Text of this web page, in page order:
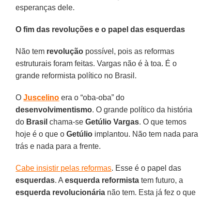
esperanças dele.
O fim das revoluções e o papel das esquerdas
Não tem revolução possível, pois as reformas
estruturais foram feitas. Vargas não é à toa. É o
grande reformista político no Brasil.
OJuscelino era o “oba-oba” do
desenvolvimentismo. O grande político da história
do Brasil chama-seGetúlio Vargas. O que temos
hoje é o que oGetúlio implantou. Não tem nada para
trás e nada para a frente.
Cabe insistir pelas reformas. Esse é o papel das
esquerdas. Aesquerda reformista tem futuro, a
esquerda revolucionária não tem. Esta já fez o que